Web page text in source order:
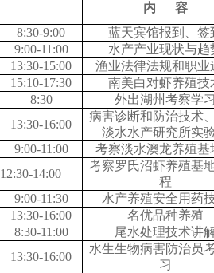
内 容
8:30-9:00
蓝天宾馆报到、签
9:00-11:00
水产产业现状与趋
13:30-15:00
渔业法律法规和职业
15:10-17:30
南美白对虾养殖技
8:30
外出湖州考察学
13:30-16:00
病害诊断和防治技术
淡水水产研究所实
9:00-11:00
考察淡水澳龙养殖基
12:30-14:00
考察罗氏沼虾养殖基
程
9:00-11:30
水产养殖安全用药
13:30-16:00
名优品种养殖
8:30-11:00
尾水处理技术讲
13:30-16:00
水生生物病害防治员
习